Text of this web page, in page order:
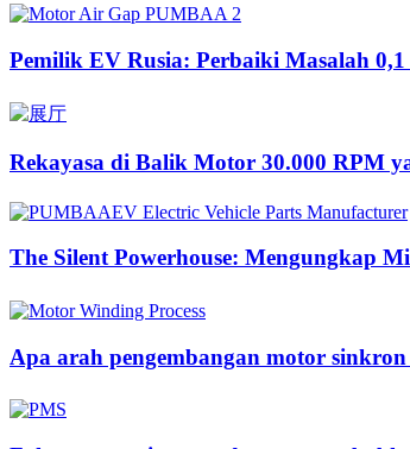
Pemilik EV Rusia: Perbaiki Masalah
Rekayasa di Balik Motor 30.000 RPM
The Silent Powerhouse: Mengungkap
Apa arah pengembangan motor